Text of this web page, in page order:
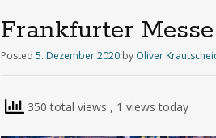
Frankfurter Messe
Posted 5. Dezember 2020 by Oliver
350 total views , 1 views today